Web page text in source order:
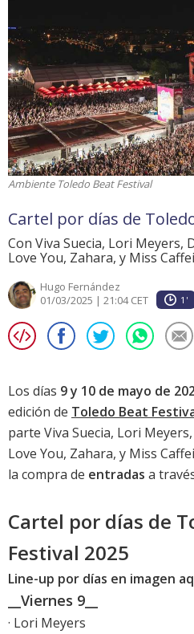
Ambiente Toledo Beat Festival
Cartel por días de
Con Viva Suecia, Lori Meyers,
Love You, Zahara, y Miss
Hugo Fernández
01/03/2025 | 21:04 CET
1'
Los días 9 y 10 de mayo de
edición de Toledo Beat
parte Viva Suecia, Lori
Love You, Zahara, y Miss
la compra de entradas a
Cartel por días de
Festival 2025
Line-up por días en imagen
__Viernes 9__
· Lori Meyers